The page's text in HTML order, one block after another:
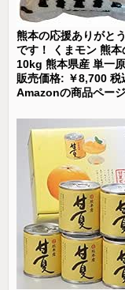
熊本の応援ありがと
です！ くまモン 熊
10kg 熊本県産 単一
販売価格: ￥8,700 税
Amazonの商品ペー